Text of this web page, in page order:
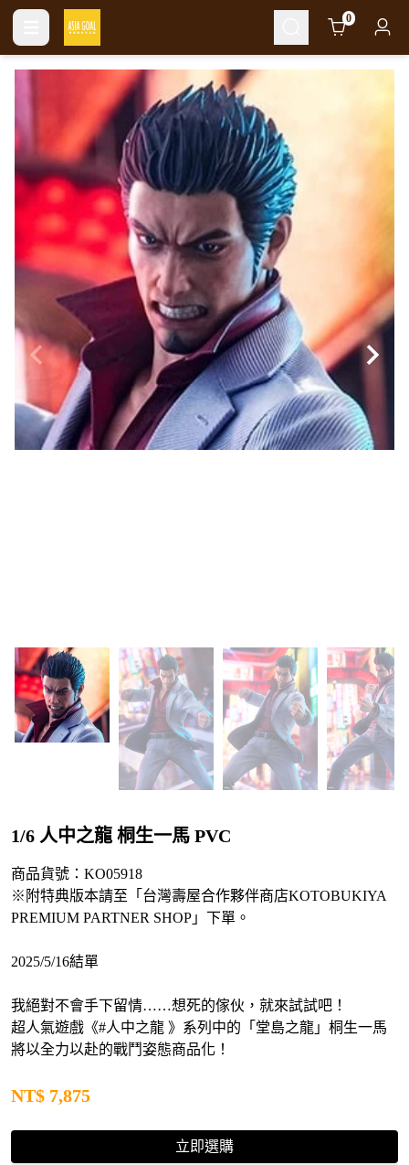
Cart 0
1/6 人中之龍 桐生一馬 PVC
商品貨號：KO05918
※附特典版本請至「台灣壽屋合作夥伴商店KOTOBUKIYA
PREMIUM PARTNER SHOP」下單。
2025/5/16結單
我絕對不會手下留情……想死的傢伙，就來試試吧！
超人氣遊戲《#人中之龍 》系列中的「堂島之龍」桐生一馬
將以全力以赴的戰鬥姿態商品化！
NT$ 7,875
立即選購